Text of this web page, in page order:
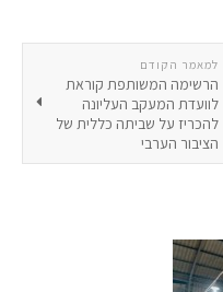
למאמר הקודם
הרשימה המשותפת קוראת
לוועדת המעקב העליונה
להכריז על שביתה כללית של
הציבור הערבי